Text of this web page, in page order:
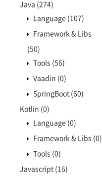
Java (274)
Language (107)
Framework & Libs
(50)
Tools (56)
Vaadin (0)
SpringBoot (60)
Kotlin (0)
Language (0)
Framework & Libs (0)
Tools (0)
Javascript (16)